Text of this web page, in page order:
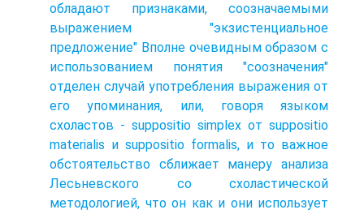
обладают признаками, соозначаемыми
выражением "экзистенциальное
предложение" Вполне очевидным образом с
использованием понятия "соозначения"
отделен случай употребления выражения от
его упоминания, или, говоря языком
схоластов - suppositio simplex от suppositio
materialis и suppositio formalis, и то важное
обстоятельство сближает манеру анализа
Лесьневского со схоластической
методологией, что он как и они использует